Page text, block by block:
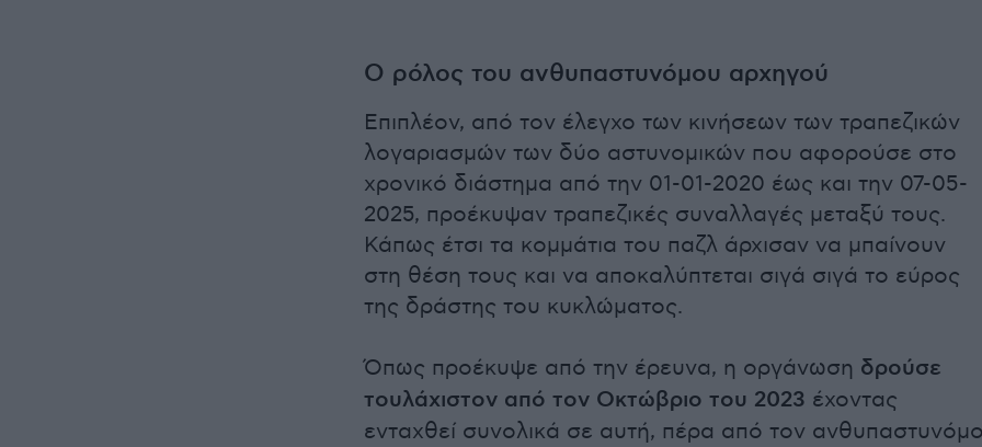
Ο ρόλος του ανθυπαστυνόμου αρχηγού
Επιπλέον, από τον έλεγχο των κινήσεων των τραπεζικών
λογαριασμών των δύο αστυνομικών που αφορούσε στο
χρονικό διάστημα από την 01-01-2020 έως και την 07-05-
2025, προέκυψαν τραπεζικές συναλλαγές μεταξύ τους.
Κάπως έτσι τα κομμάτια του παζλ άρχισαν να μπαίνουν
στη θέση τους και να αποκαλύπτεται σιγά σιγά το εύρος
της δράστης του κυκλώματος.
Όπως προέκυψε από την έρευνα, η οργάνωση δρούσε
τουλάχιστον από τον Οκτώβριο του 2023 έχοντας
ενταχθεί συνολικά σε αυτή, πέρα από τον